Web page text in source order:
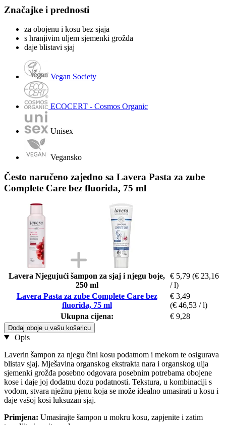
Značajke i prednosti
za obojenu i kosu bez sjaja
s hranjivim uljem sjemenki grožđa
daje blistavi sjaj
Vegan Society
ECOCERT - Cosmos Organic
Unisex
Vegansko
Često naručeno zajedno sa Lavera Pasta za zube
Complete Care bez fluorida, 75 ml
Lavera Njegujući šampon za sjaj i njegu boje,
250 ml
€ 5,79 (€ 23,16
/ l)
Lavera Pasta za zube Complete Care bez
fluorida, 75 ml
€ 3,49
(€ 46,53 / l)
Ukupna cijena:
€ 9,28
Dodaj oboje u vašu košaricu
Opis
Laverin šampon za njegu čini kosu podatnom i mekom te osigurava
blistav sjaj. Mješavina organskog ekstrakta nara i organskog ulja
sjemenki grožđa posebno odgovara posebnim potrebama obojene
kose i daje joj dodatnu dozu podatnosti. Tekstura, u kombinaciji s
vodom, stvara nježnu pjenu koja se može idealno umasirati u kosu i
daje vašoj kosi luksuzan sjaj.
Primjena: Umasirajte šampon u mokru kosu, zapjenite i zatim